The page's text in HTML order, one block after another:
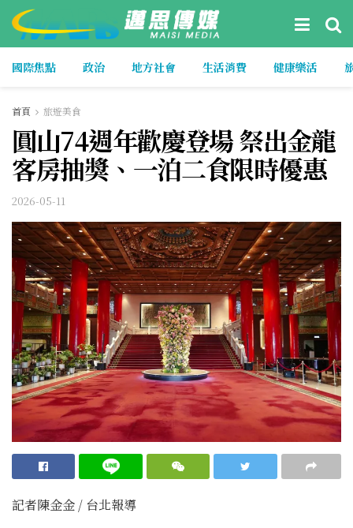
國際焦點 政治 地方社會 生活消費 健康樂活
首頁 旅遊美食
圓山74週年歡慶登場 祭出金龍
客房抽獎、一泊二食限時優惠
2026-05-11
記者陳金金 / 台北報導